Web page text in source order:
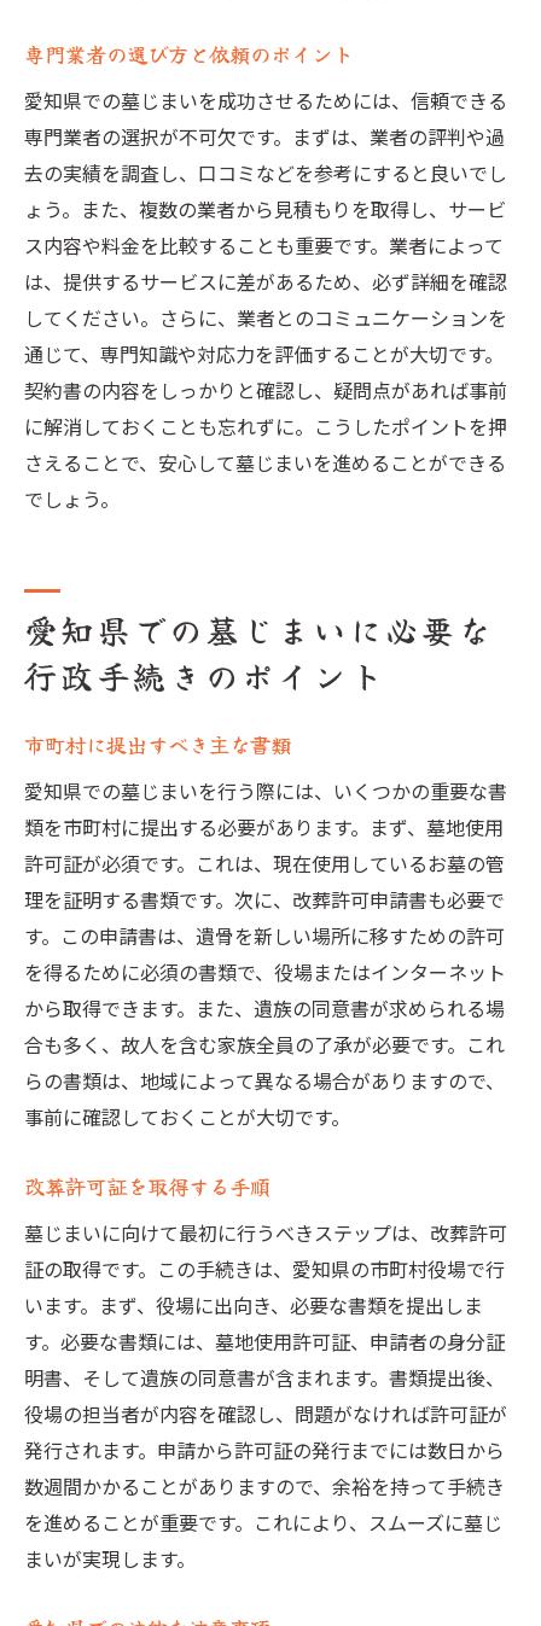
専門業者の選び方と依頼のポイント
愛知県での墓じまいを成功させるためには、信頼できる
専門業者の選択が不可欠です。まずは、業者の評判や過
去の実績を調査し、口コミなどを参考にすると良いでし
ょう。また、複数の業者から見積もりを取得し、サービ
ス内容や料金を比較することも重要です。業者によって
は、提供するサービスに差があるため、必ず詳細を確認
してください。さらに、業者とのコミュニケーションを
通じて、専門知識や対応力を評価することが大切です。
契約書の内容をしっかりと確認し、疑問点があれば事前
に解消しておくことも忘れずに。こうしたポイントを押
さえることで、安心して墓じまいを進めることができる
でしょう。
愛知県での墓じまいに必要な
行政手続きのポイント
市町村に提出すべき主な書類
愛知県での墓じまいを行う際には、いくつかの重要な書
類を市町村に提出する必要があります。まず、墓地使用
許可証が必須です。これは、現在使用しているお墓の管
理を証明する書類です。次に、改葬許可申請書も必要で
す。この申請書は、遺骨を新しい場所に移すための許可
を得るために必須の書類で、役場またはインターネット
から取得できます。また、遺族の同意書が求められる場
合も多く、故人を含む家族全員の了承が必要です。これ
らの書類は、地域によって異なる場合がありますので、
事前に確認しておくことが大切です。
改葬許可証を取得する手順
墓じまいに向けて最初に行うべきステップは、改葬許可
証の取得です。この手続きは、愛知県の市町村役場で行
います。まず、役場に出向き、必要な書類を提出しま
す。必要な書類には、墓地使用許可証、申請者の身分証
明書、そして遺族の同意書が含まれます。書類提出後、
役場の担当者が内容を確認し、問題がなければ許可証が
発行されます。申請から許可証の発行までには数日から
数週間かかることがありますので、余裕を持って手続き
を進めることが重要です。これにより、スムーズに墓じ
まいが実現します。